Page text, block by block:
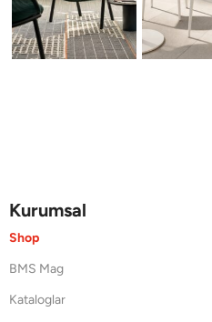
Kurumsal
Shop
BMS Mag
Kataloglar